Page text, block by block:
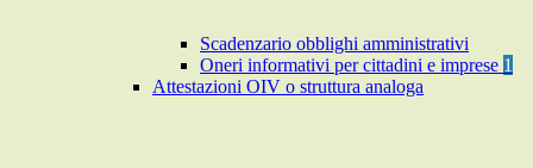
Scadenzario obblighi amministrativi
Oneri informativi per cittadini e imprese 1
Attestazioni OIV o struttura analoga